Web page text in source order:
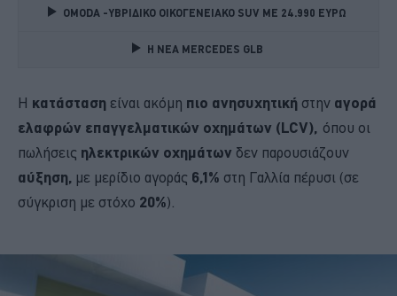
OMODA -ΥΒΡΙΔΙΚΟ ΟΙΚΟΓΕΝΕΙΑΚΟ SUV ME 24.990 ΕΥΡΩ
Η ΝΕΑ MERCEDES GLB
Η κατάσταση είναι ακόμη πιο ανησυχητική στην αγορά
ελαφρών επαγγελματικών οχημάτων (LCV), όπου οι
πωλήσεις ηλεκτρικών οχημάτων δεν παρουσιάζουν
αύξηση, με μερίδιο αγοράς 6,1% στη Γαλλία πέρυσι (σε
σύγκριση με στόχο 20%).